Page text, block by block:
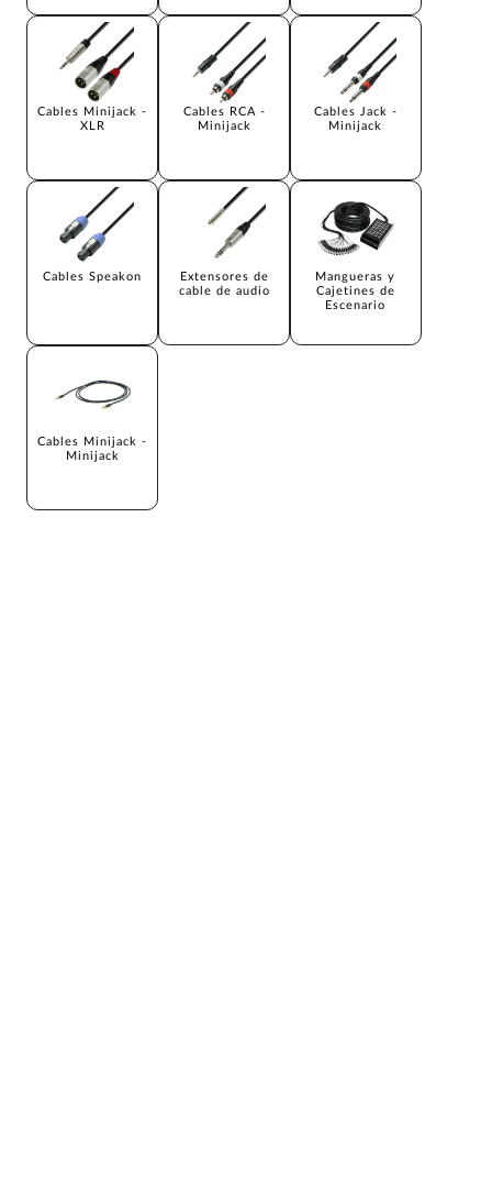
Cables Minijack -
XLR
Cables RCA -
Minijack
Cables Jack -
Minijack
Cables Speakon
Extensores de
cable de audio
Mangueras y
Cajetines de
Escenario
Cables Minijack -
Minijack